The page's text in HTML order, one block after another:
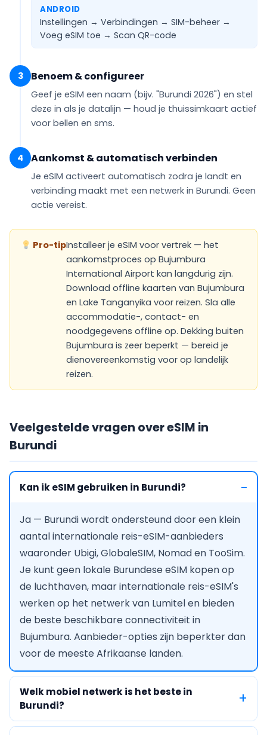
ANDROID
Instellingen → Verbindingen → SIM-beheer →
Voeg eSIM toe → Scan QR-code
3 Benoem & configureer
Geef je eSIM een naam (bijv. "Burundi 2026") en stel
deze in als je datalijn — houd je thuissimkaart actief
voor bellen en sms.
4 Aankomst & automatisch verbinden
Je eSIM activeert automatisch zodra je landt en
verbinding maakt met een netwerk in Burundi. Geen
actie vereist.
Pro-tipInstalleer je eSIM voor vertrek — het
aankomstproces op Bujumbura
International Airport kan langdurig zijn.
Download offline kaarten van Bujumbura
en Lake Tanganyika voor reizen. Sla alle
accommodatie-, contact- en
noodgegevens offline op. Dekking buiten
Bujumbura is zeer beperkt — bereid je
dienovereenkomstig voor op landelijk
reizen.
Veelgestelde vragen over eSIM in
Burundi
Kan ik eSIM gebruiken in Burundi?
Ja — Burundi wordt ondersteund door een klein
aantal internationale reis-eSIM-aanbieders
waaronder Ubigi, GlobaleSIM, Nomad en TooSim.
Je kunt geen lokale Burundese eSIM kopen op
de luchthaven, maar internationale reis-eSIM's
werken op het netwerk van Lumitel en bieden
de beste beschikbare connectiviteit in
Bujumbura. Aanbieder-opties zijn beperkter dan
voor de meeste Afrikaanse landen.
Welk mobiel netwerk is het beste in
Burundi?